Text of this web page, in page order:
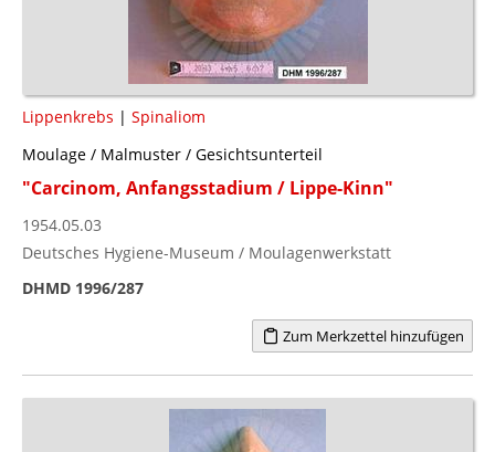
Lippenkrebs | Spinaliom
Moulage / Malmuster / Gesichtsunterteil
"Carcinom, Anfangsstadium / Lippe-Kinn"
1954.05.03
Deutsches Hygiene-Museum / Moulagenwerkstatt
DHMD 1996/287
Zum Merkzettel hinzufügen